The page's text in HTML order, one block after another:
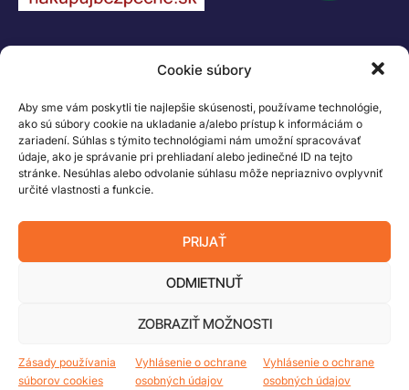
Cookie súbory
Aby sme vám poskytli tie najlepšie skúsenosti, používame technológie,
ako sú súbory cookie na ukladanie a/alebo prístup k informáciám o
zariadení. Súhlas s týmito technológiami nám umožní spracovávať
údaje, ako je správanie pri prehliadaní alebo jedinečné ID na tejto
stránke. Nesúhlas alebo odvolanie súhlasu môže nepriaznivo ovplyvniť
určité vlastnosti a funkcie.
PRIJAŤ
ODMIETNUŤ
ZOBRAZIŤ MOŽNOSTI
Zásady používania
súborov cookies
Vyhlásenie o ochrane
osobných údajov
Vyhlásenie o ochrane
osobných údajov
+421 907 919 608
legacik@legacik.sk
Legáčik s.r.o
Hrnčiarska 2/A
04001 Košice
IČ DPH: SK2023978330
Logo LEGO, minifigures, DUPLO, LEGENDS OF CHIMA, NINJAGO, BIONICLE,
LEGO Group. Všetky práva vyhradené